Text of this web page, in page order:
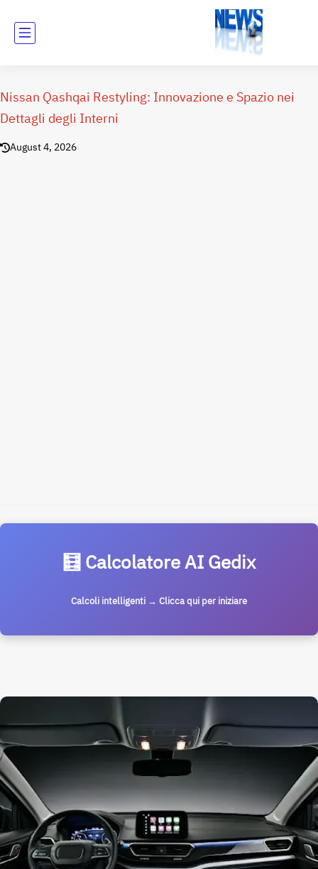
Nissan Qashqai Restyling: Innovazione e Spazio nei
Dettagli degli Interni
August 4, 2026
🧮 Calcolatore AI Gedix
Calcoli intelligenti → Clicca qui per iniziare